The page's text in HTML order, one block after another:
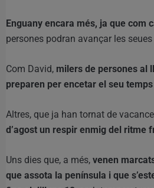
Enguany encara més, ja que com
persones podran avançar les
Com David, milers de persones al
preparen per encetar el seu
Altres, que ja han tornat de
d’agost un respir enmig del ritme
Uns dies que, a més, venen
que assota la península i que